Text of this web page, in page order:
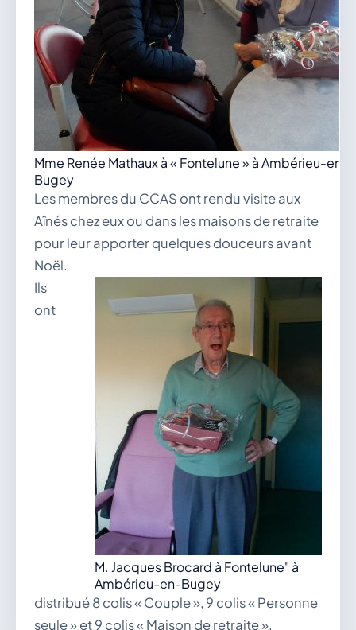
Mme Renée Mathaux à « Fontelune » à Ambérieu-en-
Bugey
Les membres du CCAS ont rendu visite aux
Aînés chez eux ou dans les maisons de retraite
pour leur apporter quelques douceurs avant
Noël.
M. Jacques Brocard à Fontelune" à
Ambérieu-en-Bugey
Ils
ont
distribué 8 colis « Couple », 9 colis « Personne
seule » et 9 colis « Maison de retraite ».